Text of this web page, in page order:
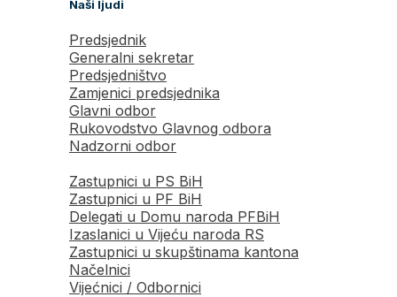
Naši ljudi
Predsjednik
Generalni sekretar
Predsjedništvo
Zamjenici predsjednika
Glavni odbor
Rukovodstvo Glavnog odbora
Nadzorni odbor
Zastupnici u PS BiH
Zastupnici u PF BiH
Delegati u Domu naroda PFBiH
Izaslanici u Vijeću naroda RS
Zastupnici u skupštinama kantona
Načelnici
Vijećnici / Odbornici